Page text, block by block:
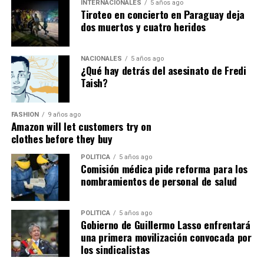
parroquiaBOMBOÍZA, cantónGUALAQUIZA
provincia de
MORONA SANTIAGO.
Con estos antecedentes, en mi calidad de Autoridad
Única del Agua a nivel desconcentrado, se:
DISPONE:
1.-Aceptar a trámite la solicitud de Autorización de Uso
y/o Aprovechamiento de Agua para
haberse emitido el Certificado de Disponibilidad de Agua
(CDA), en cumplimiento con el artículo 23 de la Ley
Orgánica de Recursos Hídricos, Usos y Aprovechamiento
del Agua, y en concordancia con el artículo 107 del
Reglamento General de Aplicación a la Ley. Por lo
expuesto, se dispone el cumplimiento de las siguientes
diligencias.
2.-Notifíquese a los señores:
INTERNACIONALES 5 años ago
Tiroteo en concierto en Paraguay deja
dos muertos y cuatro heridos
NACIONALES 5 años ago
¿Qué hay detrás del asesinato de Fredi
Taish?
FASHION 9 años ago
Amazon will let customers try on
clothes before they buy
POLITICA 5 años ago
Comisión médica pide reforma para los
nombramientos de personal de salud
POLITICA 5 años ago
Gobierno de Guillermo Lasso enfrentará
una primera movilización convocada por
los sindicalistas